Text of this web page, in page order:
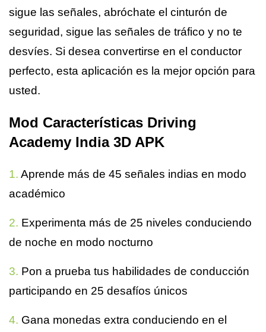
sigue las señales, abróchate el cinturón de
seguridad, sigue las señales de tráfico y no te
desvíes. Si desea convertirse en el conductor
perfecto, esta aplicación es la mejor opción para
usted.
Mod Características Driving
Academy India 3D APK
1. Aprende más de 45 señales indias en modo
académico
2. Experimenta más de 25 niveles conduciendo
de noche en modo nocturno
3. Pon a prueba tus habilidades de conducción
participando en 25 desafíos únicos
4. Gana monedas extra conduciendo en el